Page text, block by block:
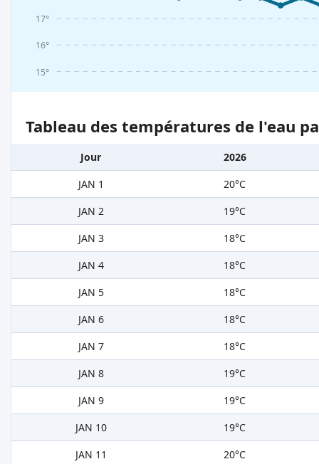
15°
16°
17°
Tableau des températures de l'eau
Jour
2026
JAN 1
20°C
JAN 2
19°C
JAN 3
18°C
JAN 4
18°C
JAN 5
18°C
JAN 6
18°C
JAN 7
18°C
JAN 8
19°C
JAN 9
19°C
JAN 10
19°C
JAN 11
20°C